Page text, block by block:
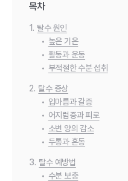
목차
1. 탈수 원인
• 높은 기온
• 활동과 운동
• 부적절한 수분 섭취
2. 탈수 증상
• 입마름과 갈증
• 어지럼증과 피로
• 소변 양의 감소
• 두통과 혼동
3. 탈수 예방법
• 수분 보충